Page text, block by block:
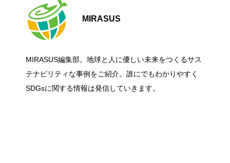
MIRASUS
MIRASUS編集部。地球と人に優しい未来をつくるサス
テナビリティな事例をご紹介。誰にでもわかりやすく
SDGsに関する情報は発信していきます。
ペ「Floating Wind Challenge」に挑戦
2026.06.27
ステナブルな選び方と今日からできるこ
2026.06.27 グリーンリカバリーとは？ 経済復興と脱